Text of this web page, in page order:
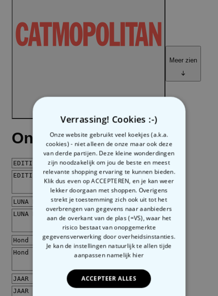
Verrassing! Cookies :-)
Onze website gebruikt veel koekjes (a.k.a.
cookies) - niet alleen de onze maar ook deze
van derde partijen. Deze kleine wonderdingen
zijn noodzakelijk om jou de beste en meest
relevante shopping ervaring te kunnen bieden.
Klik dus even op ACCEPTEREN, en je kan weer
lekker doorgaan met shoppen. Overigens
strekt je toestemming zich ook uit tot het
overbrengen van gegevens naar aanbieders
aan de overkant van de plas (=VS), waar het
risico bestaat van onopgemerkte
gegevensverwerking door overheidsinstanties.
Je kan de instellingen natuurlijk te allen tijde
aanpassen namelijk hier
ACCEPTEER ALLES